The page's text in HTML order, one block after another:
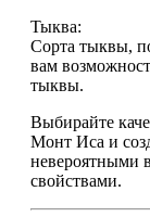
Тыква:
Сорта тыквы,
вам
тыквы.
Выбирайте
Монт Иса и
невероятными
свойствами.